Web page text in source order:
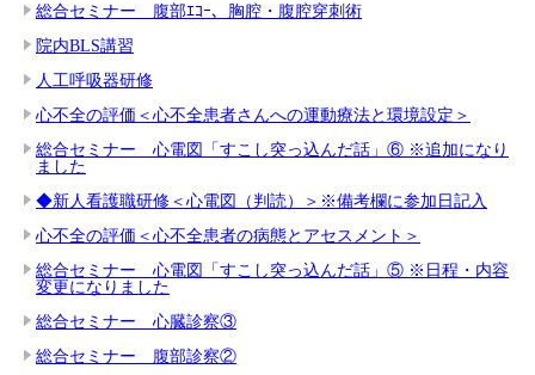
総合セミナー 腹部ｴｺｰ、胸腔・腹腔穿刺術
院内BLS講習
人工呼吸器研修
心不全の評価＜心不全患者さんへの運動療法と環境設定＞
総合セミナー 心電図「すこし突っ込んだ話」⑥ ※追加になり
ました
◆新人看護職研修＜心電図（判読）＞※備考欄に参加日記入
心不全の評価＜心不全患者の病態とアセスメント＞
総合セミナー 心電図「すこし突っ込んだ話」⑤ ※日程・内容
変更になりました
総合セミナー 心臓診察③
総合セミナー 腹部診察②